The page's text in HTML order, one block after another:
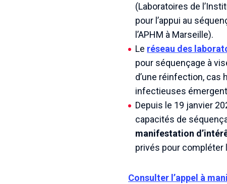
(Laboratoires de
pour l’appui au
l’APHM à Marseille).
Le réseau des
pour séquençage à
d’une réinfection, cas
infectieuses
Depuis le 19 janvier
capacités de
manifestation
privés pour compléter
Consulter l’appel à